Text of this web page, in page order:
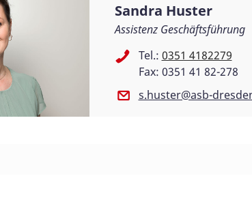
Sandra Huster
Assistenz Geschäftsführung
Tel.: 0351 4182279
Fax: 0351 41 82-278
s.huster@asb-